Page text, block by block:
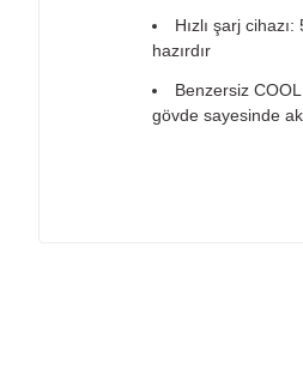
Hızlı şarj
hazırdır
Benzersiz
gövde sayesinde